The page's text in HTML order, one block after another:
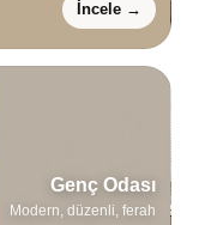
İncele →
Genç Odası
Modern, düzenli, ferah